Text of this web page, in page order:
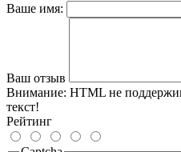
Ваше имя:
Ваш отзыв
Внимание: HTML не
текст!
Рейтинг